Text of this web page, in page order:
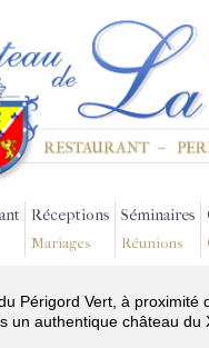
Réceptions
Mariages
Séminaires
Réunions
Périgord Vert, à proximité
authentique château